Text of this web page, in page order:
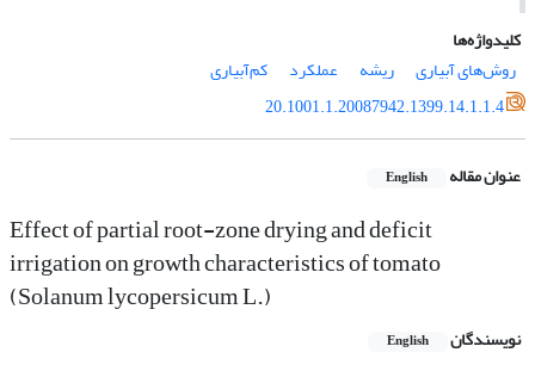
کلیدواژه‌ها
روش‌های آبیاری
ریشه عملکرد
کم‌آبیاری
20.1001.1.20087942.1399.14.1.1.4
عنوان مقاله English
Effect of partial root-zone drying and deficit
irrigation on growth characteristics of tomato
(Solanum lycopersicum L.)
نویسندگان English